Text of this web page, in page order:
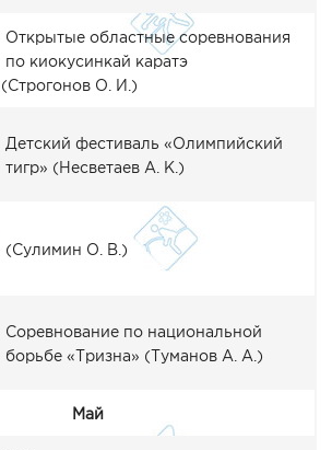
Открытые областные соревнования
по киокусинкай каратэ
(СтрогоновО. И.)
Детский фестиваль «Олимпийский
тигр» (Несветаев А. К.)
(Сулимин О. В.)
Соревнование по национальной
борьбе «Тризна» (Туманов А. А.)
Май